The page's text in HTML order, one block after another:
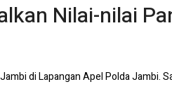
Nilai-nilai
di Lapangan Apel Polda Jambi.